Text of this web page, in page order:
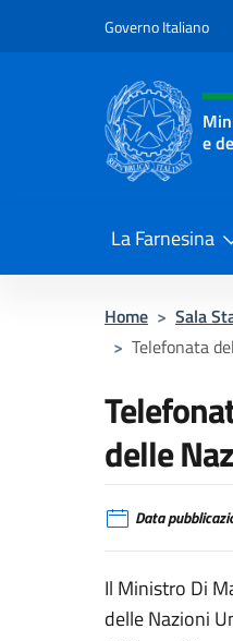
Governo Italiano
Intestazione
e
La Farnesina
Home > Sala
> Telefonata
delle
Data
Il Ministro Di
delle Nazioni